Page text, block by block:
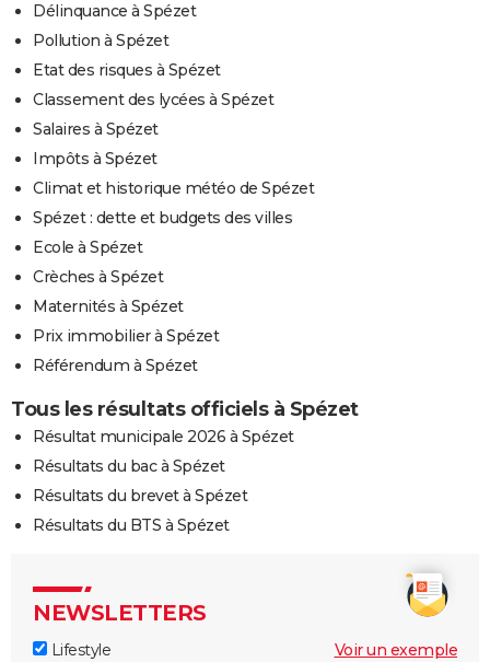
Délinquance à Spézet
Pollution à Spézet
Etat des risques à Spézet
Classement des lycées à Spézet
Salaires à Spézet
Impôts à Spézet
Climat et historique météo de Spézet
Spézet : dette et budgets des villes
Ecole à Spézet
Crèches à Spézet
Maternités à Spézet
Prix immobilier à Spézet
Référendum à Spézet
Tous les résultats officiels à Spézet
Résultat municipale 2026 à Spézet
Résultats du bac à Spézet
Résultats du brevet à Spézet
Résultats du BTS à Spézet
NEWSLETTERS
Lifestyle
Voir un exemple